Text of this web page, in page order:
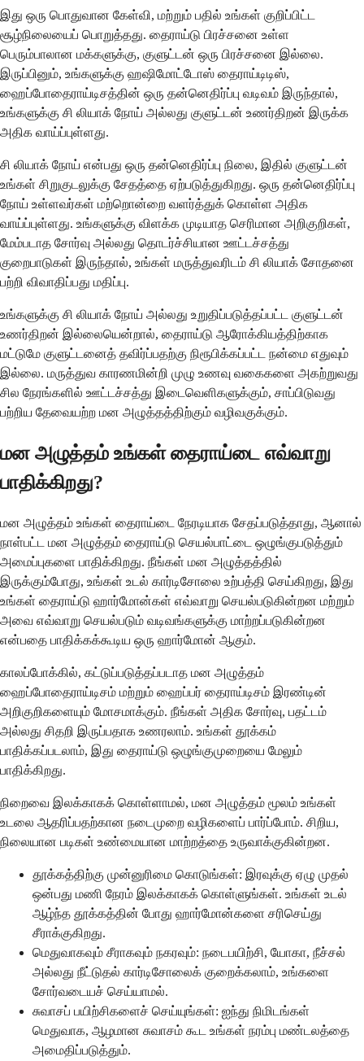
இது ஒரு பொதுவான கேள்வி, மற்றும் பதில் உங்கள் குறிப்பிட்ட
சூழ்நிலையைப் பொறுத்தது. தைராய்டு பிரச்சனை உள்ள
பெரும்பாலான மக்களுக்கு, குளுட்டன் ஒரு பிரச்சனை இல்லை.
இருப்பினும், உங்களுக்கு ஹஷிமோட்டோஸ் தைராய்டிடிஸ்,
ஹைப்போதைராய்டிசத்தின் ஒரு தன்னெதிர்ப்பு வடிவம் இருந்தால்,
உங்களுக்கு சி லியாக் நோய் அல்லது குளுட்டன் உணர்திறன் இருக்க
அதிக வாய்ப்புள்ளது.
சி லியாக் நோய் என்பது ஒரு தன்னெதிர்ப்பு நிலை, இதில் குளுட்டன்
உங்கள் சிறுகுடலுக்கு சேதத்தை ஏற்படுத்துகிறது. ஒரு தன்னெதிர்ப்பு
நோய் உள்ளவர்கள் மற்றொன்றை வளர்த்துக் கொள்ள அதிக
வாய்ப்புள்ளது. உங்களுக்கு விளக்க முடியாத செரிமான அறிகுறிகள்,
மேம்படாத சோர்வு அல்லது தொடர்ச்சியான ஊட்டச்சத்து
குறைபாடுகள் இருந்தால், உங்கள் மருத்துவரிடம் சி லியாக் சோதனை
பற்றி விவாதிப்பது மதிப்பு.
உங்களுக்கு சி லியாக் நோய் அல்லது உறுதிப்படுத்தப்பட்ட குளுட்டன்
உணர்திறன் இல்லையென்றால், தைராய்டு ஆரோக்கியத்திற்காக
மட்டுமே குளுட்டனைத் தவிர்ப்பதற்கு நிரூபிக்கப்பட்ட நன்மை எதுவும்
இல்லை. மருத்துவ காரணமின்றி முழு உணவு வகைகளை அகற்றுவது
சில நேரங்களில் ஊட்டச்சத்து இடைவெளிகளுக்கும், சாப்பிடுவது
பற்றிய தேவையற்ற மன அழுத்தத்திற்கும் வழிவகுக்கும்.
மன அழுத்தம் உங்கள் தைராய்டை எவ்வாறு
பாதிக்கிறது?
மன அழுத்தம் உங்கள் தைராய்டை நேரடியாக சேதப்படுத்தாது, ஆனால்
நாள்பட்ட மன அழுத்தம் தைராய்டு செயல்பாட்டை ஒழுங்குபடுத்தும்
அமைப்புகளை பாதிக்கிறது. நீங்கள் மன அழுத்தத்தில்
இருக்கும்போது, உங்கள் உடல் கார்டிசோலை உற்பத்தி செய்கிறது, இது
உங்கள் தைராய்டு ஹார்மோன்கள் எவ்வாறு செயல்படுகின்றன மற்றும்
அவை எவ்வாறு செயல்படும் வடிவங்களுக்கு மாற்றப்படுகின்றன
என்பதை பாதிக்கக்கூடிய ஒரு ஹார்மோன் ஆகும்.
காலப்போக்கில், கட்டுப்படுத்தப்படாத மன அழுத்தம்
ஹைப்போதைராய்டிசம் மற்றும் ஹைப்பர் தைராய்டிசம் இரண்டின்
அறிகுறிகளையும் மோசமாக்கும். நீங்கள் அதிக சோர்வு, பதட்டம்
அல்லது சிதறி இருப்பதாக உணரலாம். உங்கள் தூக்கம்
பாதிக்கப்படலாம், இது தைராய்டு ஒழுங்குமுறையை மேலும்
பாதிக்கிறது.
நிறைவை இலக்காகக் கொள்ளாமல், மன அழுத்தம் மூலம் உங்கள்
உடலை ஆதரிப்பதற்கான நடைமுறை வழிகளைப் பார்ப்போம். சிறிய,
நிலையான படிகள் உண்மையான மாற்றத்தை உருவாக்குகின்றன.
தூக்கத்திற்கு முன்னுரிமை கொடுங்கள்: இரவுக்கு ஏழு முதல்
ஒன்பது மணி நேரம் இலக்காகக் கொள்ளுங்கள். உங்கள் உடல்
ஆழ்ந்த தூக்கத்தின் போது ஹார்மோன்களை சரிசெய்து
சீராக்குகிறது.
மெதுவாகவும் சீராகவும் நகரவும்: நடைபயிற்சி, யோகா, நீச்சல்
அல்லது நீட்டுதல் கார்டிசோலைக் குறைக்கலாம், உங்களை
சோர்வடையச் செய்யாமல்.
சுவாசப் பயிற்சிகளைச் செய்யுங்கள்: ஐந்து நிமிடங்கள்
மெதுவாக, ஆழமான சுவாசம் கூட உங்கள் நரம்பு மண்டலத்தை
அமைதிப்படுத்தும்.